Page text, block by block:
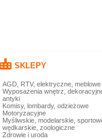
SKLEPY
AGD, RTV, elektryczne, meblowe
Wyposażenia wnętrz,
antyki
Komisy, lombardy, odzieżowe
Motoryzacyjne
Myśliwskie, modelarskie,
wędkarskie, zoologiczne
Zdrowie i uroda